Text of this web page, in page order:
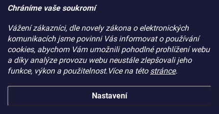
Chráníme vaše soukromí
Vážení zákazníci, dle novely zákona o elektronických
komunikacích jsme povinni Vás informovat o používání
cookies, abychom Vám umožnili pohodlné prohlížení webu
a díky analýze provozu webu neustále zlepšovali jeho
funkce, výkon a použitelnost.Více na této stránce.
Nastavení
Vložením e-mailu souhlasíte spodmínkami ochrany osobních údajů
PŘIJÍMÁME ONLINE PLATBY